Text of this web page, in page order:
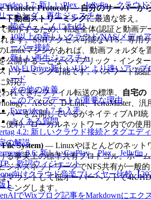
1.7: 新しいPlex、Jellyfin、クラウド
ーミング、再生ジェスチャ
皆さん、こんにちは!
10以上の新しいクラウド/NAS/メディ
ーバー接続
新しい再生ジェスチャ
Wi-Fi Drive:新しいUIとより速いアップ
ード
その他の改善
このアップデートが重要な理由
Evervideo 1.7 を入手
よくある質問
4.2: 新しいクラウド接続とタグエデ
の解説
8.6: 新しいCarPlay、Plex、Jellyfin、
、歌詞ウィジェット
向けクラウド音楽プレイヤー比較【
】
でWixブログ記事をMarkdownにエク
Transfer Protocol)—自分のサーバーか
ト動画ストリーミングに最適な答え。
動作するため、転送全体(認証と動画デ
ます。SSHアクセス可能なVPS、専用サ
Linuxマシンがあれば、動画フォルダを
公開することなくパブリック・インター
トリーミング可能です。パスワード認証
対応。
れてきたファイル転送の標準。
自宅の
、ASUS、D-Link、TerraMaster、汎
バーを公開しているがネイティブAPI統
便利。ローカルネットワーク内での使用
System) — Linuxやほとんどのネット
る事実上の標準共有プロトコル。ホーム
ジネスネットワークでNFS共有が一般的
マウントして低オーバーヘッドで4K/HD
ミングします。